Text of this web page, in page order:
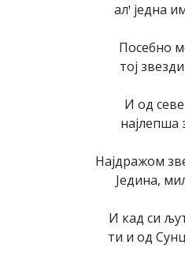
алꞌ једна
Посебно
тој
И од
најлепша
Најдражом
Једина,
И кад си
ти и од